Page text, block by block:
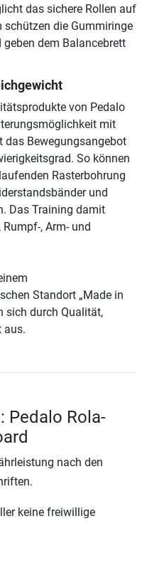
das sichere Rollen auf
schützen die Gummiringe
dem Balancebrett
von Pedalo
mit
das Bewegungsangebot
So können
Rasterbohrung
und
Das Training damit
, Arm- und
Standort „Made in
sich durch Qualität,
aus.
Pedalo Rola-
nach den
keine freiwillige